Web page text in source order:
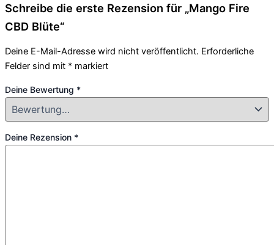
Schreibe die erste Rezension für „Mango Fire
CBD Blüte“
Deine E-Mail-Adresse wird nicht veröffentlicht. Erforderliche
Felder sind mit * markiert
Deine Bewertung *
Deine Rezension *